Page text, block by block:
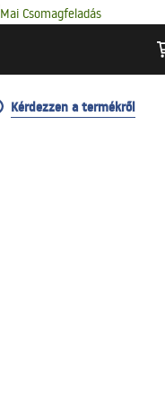
Mai Csomagfeladás
Kérdezzen a termékről